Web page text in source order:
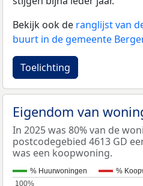
Bekijk ook de ranglijst van
buurt in de gemeente
Toelichting
Eigendom van
In 2025 was 80% van de
postcodegebied 4613 GD
was een koopwoning.
% Huurwoningen
%
100%
100%